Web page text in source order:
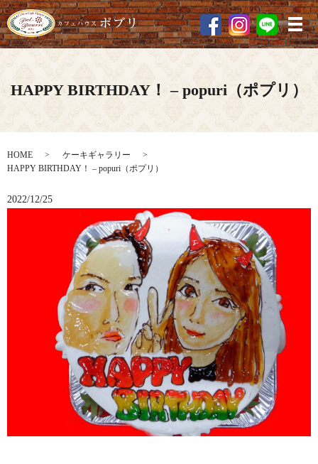
メ
HAPPY BIRTHDAY！ – popuri（ポプリ）
HOME
ケーキギャラリー
HAPPY BIRTHDAY！ – popuri（ポプリ）
2022/12/25